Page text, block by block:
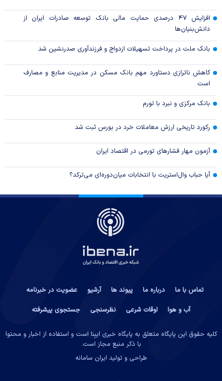
افزایش ۴۷ درصدی حمایت مالی بانک توسعه صادرات ایران از
دانش‌بنیان‌ها
بانک ملت در پرداخت تسهیلات ازدواج و فرزندآوری صدرنشین شد
کاهش ناترازی دستاورد مهم بانک مسکن در مدیریت منابع و مصارف
است
بانک مرکزی و نبرد با تورم
رکورد تاریخی ارزش معاملات خرد در بورس ثبت شد
آزمون مهار فشار‌های تورمی در اقتصاد ایران
آیا حباب وال‌استریت با انتخابات میان‌دوره‌ای می‌ترکد؟
تماس با ما درباره ما پیوند ها آرشیو
عضویت در خبرنامه
آب و هوا
اوقات شرعی نظرسنجی جستجوی پیشرفته
کلیه حقوق این پایگاه متعلق به پایگاه خبری ایبِنا است و استفاده از اخبار و محتوا
با ذکر منبع مجاز است.
طراحی و تولید ایران سامانه